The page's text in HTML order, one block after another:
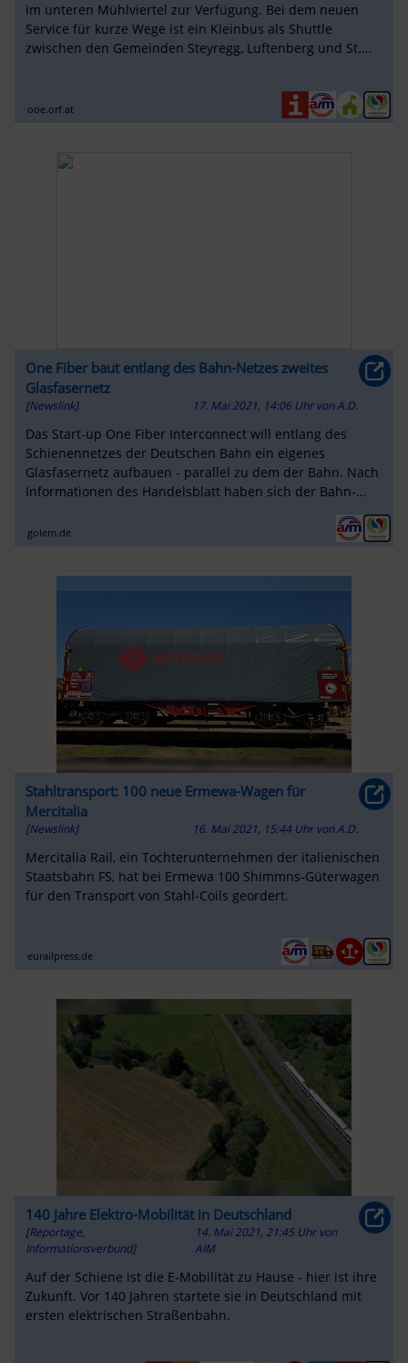
im unteren Mühlviertel zur Verfügung. Bei dem neuen
Service für kurze Wege ist ein Kleinbus als Shuttle
zwischen den Gemeinden Steyregg, Luftenberg und St.
ooe.orf.at
One Fiber baut entlang des Bahn-Netzes zweites
Glasfasernetz
[Newslink] 17. Mai 2021, 14:06 Uhr vonA.D.
Das Start-up One Fiber Interconnect will entlang des
Schienennetzes der Deutschen Bahn ein eigenes
Glasfasernetz aufbauen - parallel zu dem der Bahn. Nach
Informationen des Handelsblatt haben sich der Bahn-
golem.de
Stahltransport: 100 neue Ermewa-Wagen für
Mercitalia
[Newslink] 16. Mai 2021, 15:44 Uhr vonA.D.
Mercitalia Rail, ein Tochterunternehmen der italienischen
Staatsbahn FS, hat bei Ermewa 100 Shimmns-Güterwagen
für den Transport von Stahl-Coils geordert.
eurailpress.de
140 Jahre Elektro-Mobilität in Deutschland
[Reportage,
Informationsverbund]
14. Mai 2021, 21:45 Uhr von
AIM
Auf der Schiene ist die E-Mobilität zu Hause - hier ist ihre
Zukunft. Vor 140 Jahren startete sie in Deutschland mit
ersten elektrischen Straßenbahn.